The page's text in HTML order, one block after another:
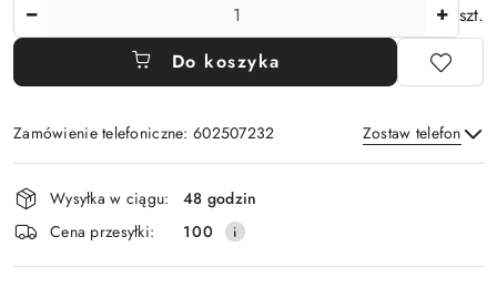
szt.
Do koszyka
Zamówienie telefoniczne: 602507232 Zostaw telefon
Wyślij
Dostępność
i
dostawa
Wysyłka w ciągu:
48 godzin
Cena przesyłki:
100